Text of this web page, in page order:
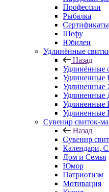
Профессии
Рыбалка
Шефу
Юбилеи
Удлинённые
Назад
Удлинённые
Удлиненные
Удлиненные
Удлиненные
Удлиненные
Удлиненные
Сувенир свиток-
Назад
Сувенир
Календари,
Дом и Семья
Юмор
Патриотизм
Мотивация